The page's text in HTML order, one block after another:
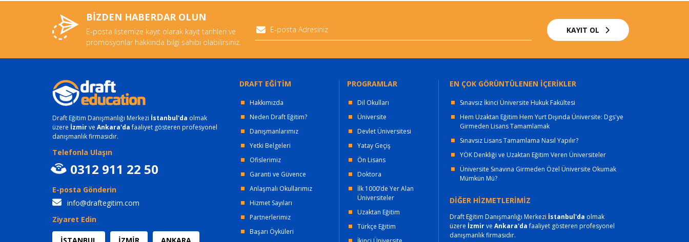
BİZDEN HABERDAR OLUN
E-posta listemize kayıt olarak kayıt tarihleri ve
promosyonlar hakkında bilgi sahibi olabilirsiniz.
KAYIT OL
Draft Eğitim Danışmanlığı Merkezi İstanbul'da olmak
üzere İzmirve Ankara'dafaaliyet gösteren profesyonel
danışmanlık firmasıdır.
Telefonla Ulaşın
0312 911 22 50
E-posta Gönderin
info@draftegitim.com
Ziyaret Edin
DRAFT EĞİTİM
Hakkımızda
Neden Draft Eğitim?
Danışmanlarımız
Yetki Belgeleri
Ofislerimiz
Garanti ve Güvence
Anlaşmalı Okullarımız
Hizmet Sayıları
Partnerlerimiz
Başarı Öyküleri
PROGRAMLAR
Dil Okulları
Üniversite
Devlet Üniversitesi
Yatay Geçiş
Ön Lisans
Doktora
İlk 1000’de Yer Alan
Üniversiteler
Uzaktan Eğitim
Türkçe Eğitim
EN ÇOK GÖRÜNTÜLENEN İÇERİKLER
Sınavsız İkinci Üniversite Hukuk Fakültesi
Hem Uzaktan Eğitim Hem Yurt Dışında Üniversite: Dgs'ye
Girmeden Lisans Tamamlamak
Sınavsız Lisans Tamamlama Nasıl Yapılır?
YÖK Denkliği ve Uzaktan Eğitim Veren Üniversiteler
Üniversite Sınavına Girmeden Özel Üniversite Okumak
Mümkün Mü?
DİĞER HİZMETLERİMİZ
Draft Eğitim Danışmanlığı Merkezi İstanbul'da olmak
üzere İzmirve Ankara'dafaaliyet gösteren profesyonel
danışmanlık firmasıdır.